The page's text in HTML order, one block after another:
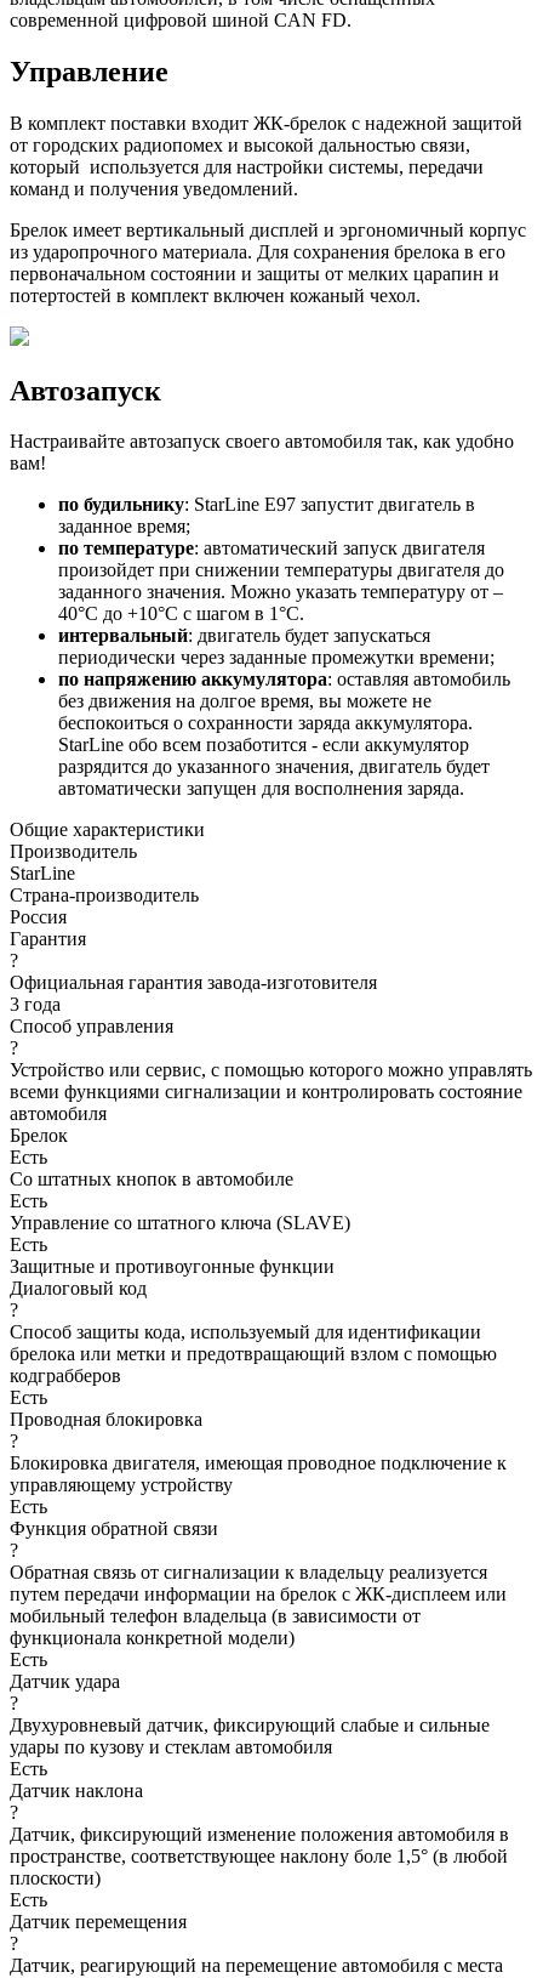
современной цифровой шиной CAN FD.
Управление
В комплект поставки входит ЖК-брелок с надежной защитой
от городских радиопомех и высокой дальностью связи,
который используется для настройки системы, передачи
команд и получения уведомлений.
Брелок имеет вертикальный дисплей и эргономичный корпус
из ударопрочного материала. Для сохранения брелока в его
первоначальном состоянии и защиты от мелких царапин и
потертостей в комплект включен кожаный чехол.
Автозапуск
Настраивайте автозапуск своего автомобиля так, как удобно
вам!
по будильнику: StarLine E97 запустит двигатель в
заданное время;
по температуре: автоматический запуск двигателя
произойдет при снижении температуры двигателя до
заданного значения. Можно указать температуру от –
40°C до +10°C с шагом в 1°C.
интервальный: двигатель будет запускаться
периодически через заданные промежутки времени;
по напряжению аккумулятора: оставляя автомобиль
без движения на долгое время, вы можете не
беспокоиться о сохранности заряда аккумулятора.
StarLine обо всем позаботится - если аккумулятор
разрядится до указанного значения, двигатель будет
автоматически запущен для восполнения заряда.
Общие характеристики
Производитель
StarLine
Страна-производитель
Россия
Гарантия
?
Официальная гарантия завода-изготовителя
3 года
Способ управления
?
Устройство или сервис, с помощью которого можно управлять
всеми функциями сигнализации и контролировать состояние
автомобиля
Брелок
Есть
Со штатных кнопок в автомобиле
Есть
Управление со штатного ключа (SLAVE)
Есть
Защитные и противоугонные функции
Диалоговый код
?
Способ защиты кода, используемый для идентификации
брелока или метки и предотвращающий взлом с помощью
кодграбберов
Есть
Проводная блокировка
?
Блокировка двигателя, имеющая проводное подключение к
управляющему устройству
Есть
Функция обратной связи
?
Обратная связь от сигнализации к владельцу реализуется
путем передачи информации на брелок с ЖК-дисплеем или
мобильный телефон владельца (в зависимости от
функционала конкретной модели)
Есть
Датчик удара
?
Двухуровневый датчик, фиксирующий слабые и сильные
удары по кузову и стеклам автомобиля
Есть
Датчик наклона
?
Датчик, фиксирующий изменение положения автомобиля в
пространстве, соответствующее наклону боле 1,5° (в любой
плоскости)
Есть
Датчик перемещения
?
Датчик, реагирующий на перемещение автомобиля с места